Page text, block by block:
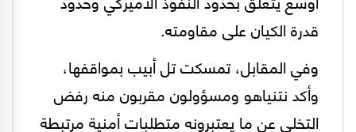
قدرة الكيان على مقاومته.
وفي المقابل، تمسكت تل أبيب بمواقفها،
وأكد نتنياهو ومسؤولون مقربون منه رفض
التخلي عن ما يعتبرونه متطلبات أمنية مرتبطة